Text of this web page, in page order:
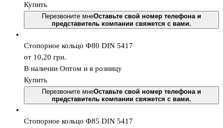
Купить
Перезвоните мнеОставьте свой номер телефона и
представитель компании свяжется с вами.
Стопорное кольцо Ф80 DIN 5417
от 10,20 грн.
В наличии Оптом и в розницу
Купить
Перезвоните мнеОставьте свой номер телефона и
представитель компании свяжется с вами.
Стопорное кольцо Ф85 DIN 5417